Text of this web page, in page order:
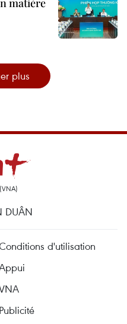
plus
DUÂN
d'utilisation
Publicité